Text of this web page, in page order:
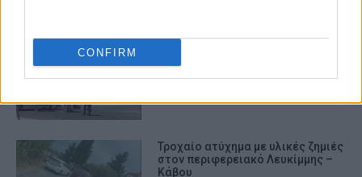
CONFIRM
στον κόμβο του Γερμανικού
Τροχαίο ατύχημα με υλικές ζημιές
στον περιφερειακό Λευκίμμης –
Κάβου